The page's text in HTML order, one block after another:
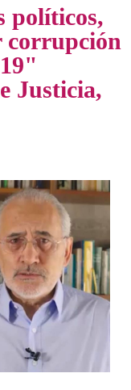
políticos,
corrupción
Justicia,